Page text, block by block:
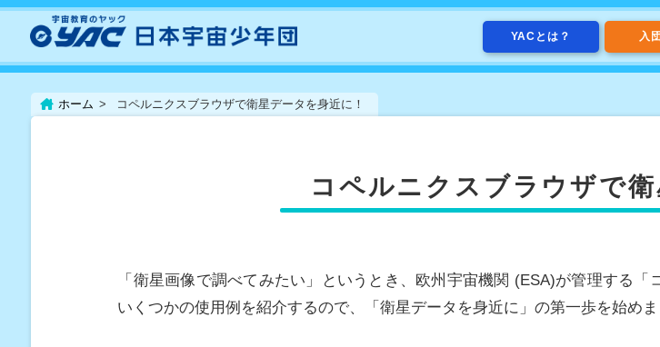
YACとは？ 入
ホーム コペルニクスブラウザで衛星データを身近に！
コペルニクスブラウザで衛
「衛星画像で調べてみたい」というとき、欧州宇宙機関 (ESA)が管理する
いくつかの使用例を紹介するので、「衛星データを身近に」の第一歩を始めま